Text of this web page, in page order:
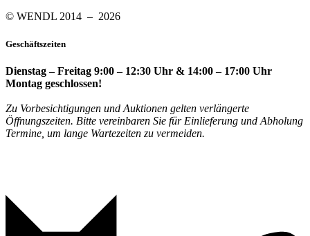
© WENDL 2014 – 2026
Geschäftszeiten
Dienstag – Freitag 9:00 – 12:30 Uhr & 14:00 – 17:00 Uhr
Montag geschlossen!
Zu Vorbesichtigungen und Auktionen gelten verlängerte
Öffnungszeiten. Bitte vereinbaren Sie für Einlieferung und Abholung
Termine, um lange Wartezeiten zu vermeiden.